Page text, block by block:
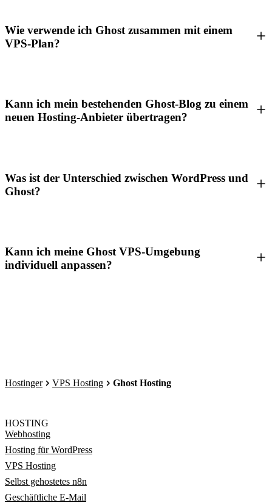
Wie verwende ich Ghost zusammen mit einem
VPS-Plan?
Kann ich mein bestehenden Ghost-Blog zu einem
neuen Hosting-Anbieter übertragen?
Was ist der Unterschied zwischen WordPress und
Ghost?
Kann ich meine Ghost VPS-Umgebung
individuell anpassen?
Hostinger VPS Hosting Ghost Hosting
HOSTING
Webhosting
Hosting für WordPress
VPS Hosting
Selbst gehostetes n8n
Geschäftliche E-Mail